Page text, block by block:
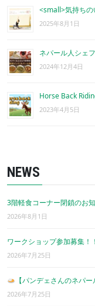
<small>気持ち
2025年8月1日
ネパール人シェ
2024年12月4日
Horse Back
2023年4月5日
NEWS
3階軽食コーナー閉鎖のお
2026年8月1日
ワークショップ参加募集！！
2026年7月25日
【パンデェさんのネパ
2026年7月25日